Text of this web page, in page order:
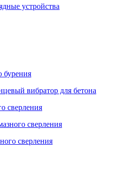
устройства
бурения
вибратор для бетона
сверления
сверления
сверления